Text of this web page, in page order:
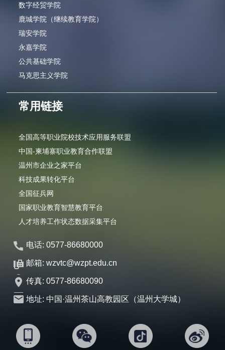
数字经贸学院
鹿城学院（继续教育学院）
瑞安学院
永嘉学院
公共基础学院
马克思主义学院
常用链接
全国高等职业院校技术应用服务联盟
中国-柬埔寨职业教育合作联盟
温州市企业之家平台
科技成果转化平台
全国征兵网
国家职业教育智慧教育平台
人才培养工作状态数据采集平台
电话: 0577-86680000
邮箱: wzvtc@wzpt.edu.cn
传真: 0577-86680090
地址: 中国·温州茶山高教园区（温州大学城）